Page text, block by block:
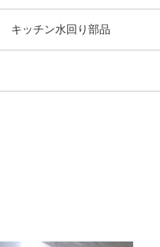
キッチン水回り部品